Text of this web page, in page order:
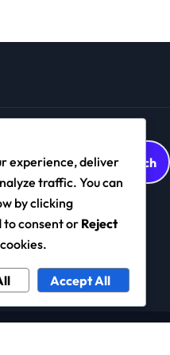
t
experience, deliver
traffic. You can
by clicking
to consent or Reject
Accept All